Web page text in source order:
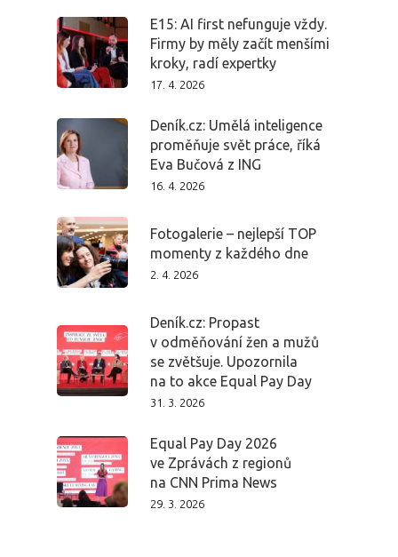
E15: AI first nefunguje vždy.
Firmy by měly začít menšími
kroky, radí expertky
17. 4. 2026
Deník.cz: Umělá inteligence
proměňuje svět práce, říká
Eva Bučová z ING
16. 4. 2026
Fotogalerie – nejlepší TOP
momenty z každého dne
2. 4. 2026
Deník.cz: Propast
v odměňování žen a mužů
se zvětšuje. Upozornila
na to akce Equal Pay Day
31. 3. 2026
Equal Pay Day 2026
ve Zprávách z regionů
na CNN Prima News
29. 3. 2026